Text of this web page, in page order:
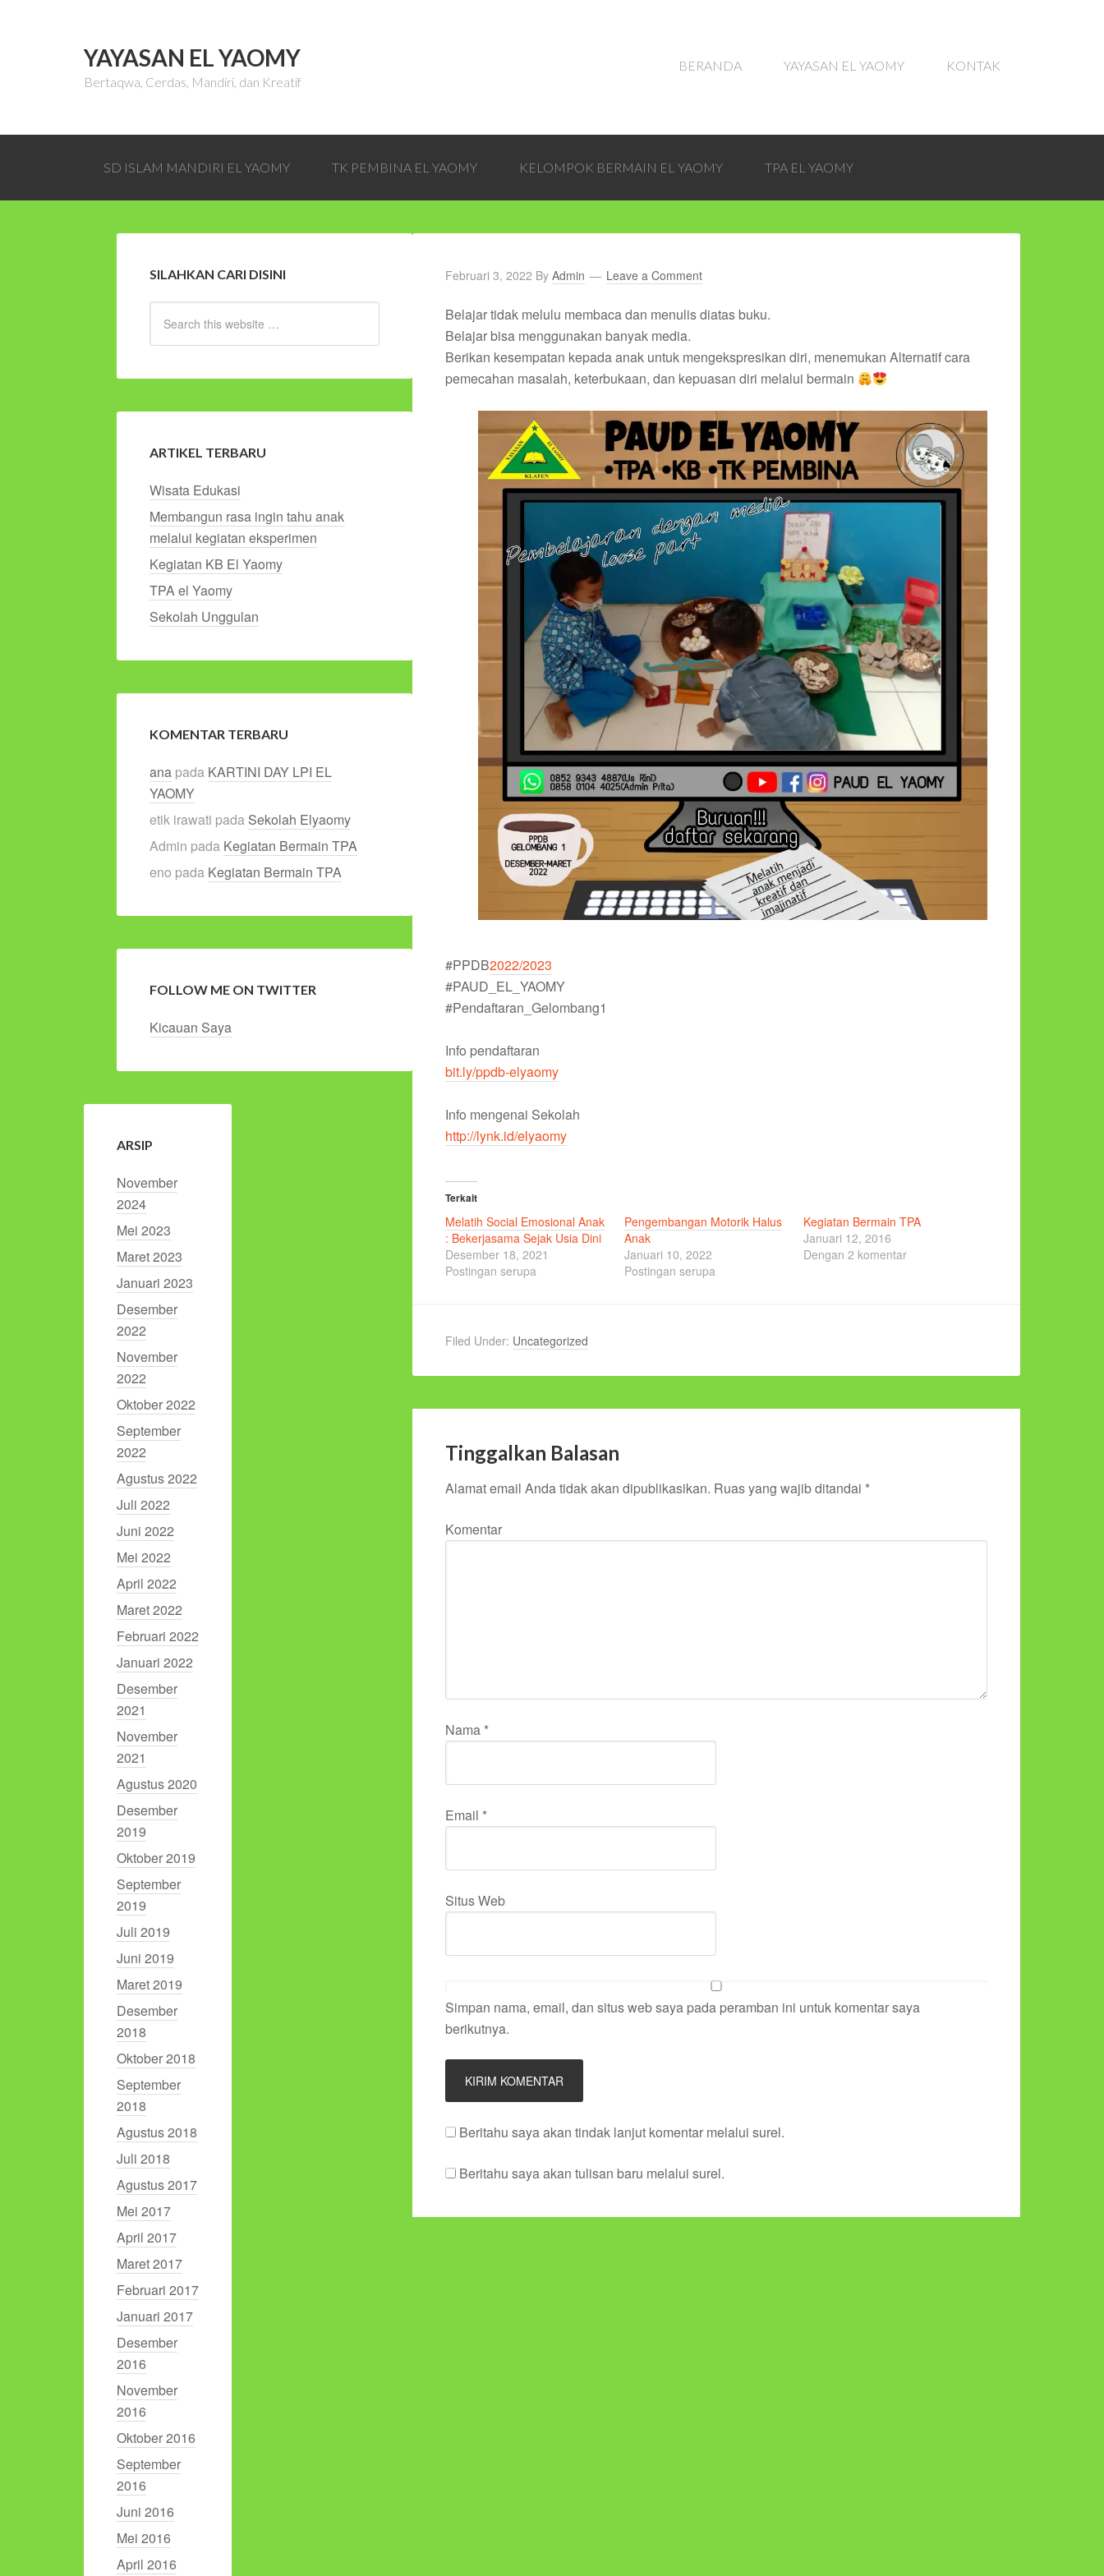
YAYASAN EL YAOMY
Bertaqwa, Cerdas, Mandiri, dan Kreatif
BERANDA YAYASAN EL YAOMY KONTAK
SD ISLAM MANDIRI EL YAOMY TK PEMBINA EL YAOMY KELOMPOK BERMAIN EL YAOMY TPA EL YAOMY
Februari 3, 2022 By Admin Leave a Comment
Belajar tidak melulu membaca dan menulis diatas buku.
Belajar bisa menggunakan banyak media.
Berikan kesempatan kepada anak untuk mengekspresikan diri, menemukan Alternatif cara
pemecahan masalah, keterbukaan, dan kepuasan diri melalui bermain
#PPDB2022/2023
#PAUD_EL_YAOMY
#Pendaftaran_Gelombang1
Info pendaftaran
bit.ly/ppdb-elyaomy
Info mengenai Sekolah
http://lynk.id/elyaomy
Terkait
Melatih Social Emosional Anak
: Bekerjasama Sejak Usia Dini
Desember 18, 2021
Postingan serupa
Pengembangan Motorik Halus
Anak
Januari 10, 2022
Postingan serupa
Kegiatan Bermain TPA
Januari 12, 2016
Dengan 2 komentar
Filed Under: Uncategorized
Tinggalkan Balasan
Alamat email Anda tidak akan dipublikasikan. Ruas yang wajib ditandai *
Komentar
Nama *
Email *
Situs Web
Simpan nama, email, dan situs web saya pada peramban ini untuk komentar saya
berikutnya.
Beritahu saya akan tindak lanjut komentar melalui surel.
Beritahu saya akan tulisan baru melalui surel.
SILAHKAN CARI DISINI
ARTIKEL TERBARU
Wisata Edukasi
Membangun rasa ingin tahu anak
melalui kegiatan eksperimen
Kegiatan KB El Yaomy
TPA el Yaomy
Sekolah Unggulan
KOMENTAR TERBARU
ana pada KARTINI DAY LPI EL
YAOMY
etik irawati pada Sekolah Elyaomy
Admin pada Kegiatan Bermain TPA
eno pada Kegiatan Bermain TPA
FOLLOW ME ON TWITTER
Kicauan Saya
ARSIP
November
2024
Mei 2023
Maret 2023
Januari 2023
Desember
2022
November
2022
Oktober 2022
September
2022
Agustus 2022
Juli 2022
Juni 2022
Mei 2022
April 2022
Maret 2022
Februari 2022
Januari 2022
Desember
2021
November
2021
Agustus 2020
Desember
2019
Oktober 2019
September
2019
Juli 2019
Juni 2019
Maret 2019
Desember
2018
Oktober 2018
September
2018
Agustus 2018
Juli 2018
Agustus 2017
Mei 2017
April 2017
Maret 2017
Februari 2017
Januari 2017
Desember
2016
November
2016
Oktober 2016
September
2016
Juni 2016
Mei 2016
April 2016